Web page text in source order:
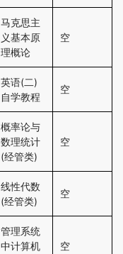
马克思主
义基本原
理概论
空
英语(二)
自学教程
空
概率论与
数理统计
(经管类)
空
线性代数
(经管类)
空
管理系统
中计算机
空